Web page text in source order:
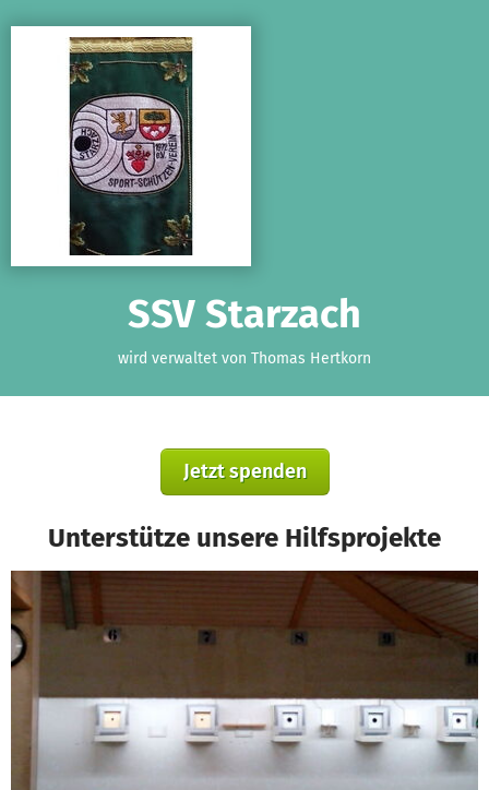
SSV Starzach
wird verwaltet von Thomas Hertkorn
Jetzt spenden
Unterstütze unsere Hilfsprojekte